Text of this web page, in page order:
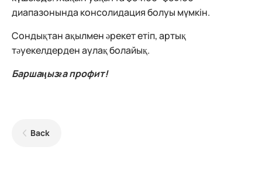
диапазонында консолидация болуы мүмкін.
Сондықтан ақылмен әрекет етіп, артық
тәуекелдерден аулақ болайық.
Баршаңызға профит!
Back